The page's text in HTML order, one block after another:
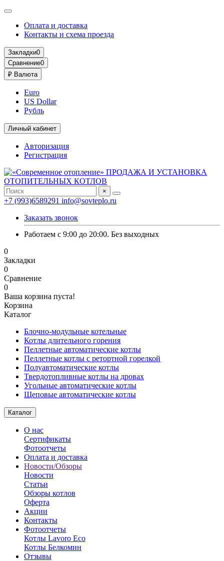
Оплата и доставка
Контакты и схема проезда
Закладки0
Сравнение0
₽ Валюта
Euro
US Dollar
Рубль
Личный кабинет
Авторизация
Регистрация
×
+7 (993)6589291 info@sovteplo.ru
Заказать звонок
Работаем с 9:00 до 20:00. Без выходных
0
Закладки
0
Сравнение
0
Ваша корзина пуста!
Корзина
Каталог
Блочно-модульные котельные
Котлы длительного горения
Пеллетные автоматические котлы
Пеллетные котлы с ретортной горелкой
Полуавтоматические котлы
Твердотопливные котлы на дровах
Угольные автоматические котлы
Щеповые автоматические котлы
Каталог
О нас
Сертификаты
Фотоотчеты
Оплата и доставка
Новости/Обзоры
Новости
Статьи
Обзоры котлов
Оферта
Акции
Контакты
Фотоотчеты
Котлы Lavoro Eco
Котлы Белкомин
Отзывы